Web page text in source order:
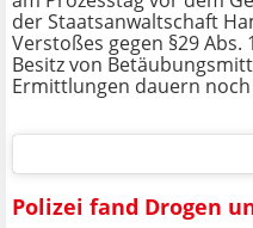
der Staatsanwaltschaft
Verstoßes gegen §29
Besitz von
Ermittlungen dauern
Polizei fand Drogen